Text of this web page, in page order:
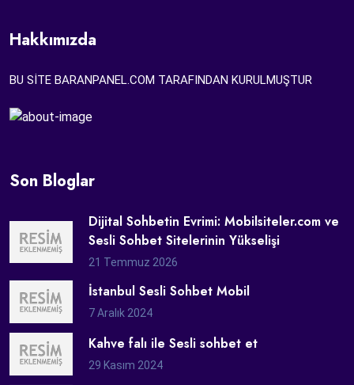
Hakkımızda
BU SİTE BARANPANEL.COM TARAFINDAN KURULMUŞTUR
Son Bloglar
Dijital Sohbetin Evrimi: Mobilsiteler.com ve
Sesli Sohbet Sitelerinin Yükselişi
21 Temmuz 2026
İstanbul Sesli Sohbet Mobil
7 Aralık 2024
Kahve falı ile Sesli sohbet et
29 Kasım 2024